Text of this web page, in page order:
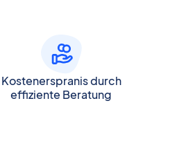
Kostenerspranis durch
effiziente Beratung